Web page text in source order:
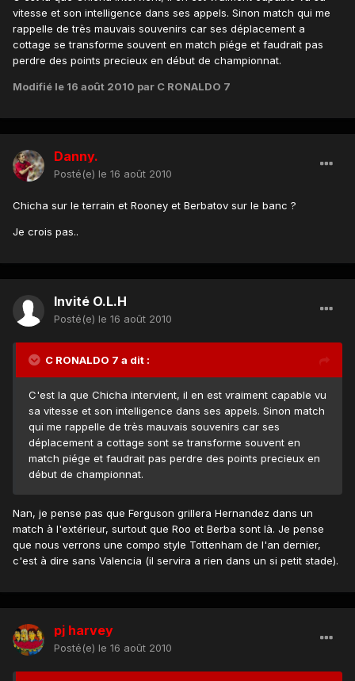
vitesse et son intelligence dans ses appels. Sinon match qui me
rappelle de très mauvais souvenirs car ses déplacement a
cottage se transforme souvent en match piége et faudrait pas
perdre des points precieux en début de championnat.
Modifié le 16 août 2010 par C RONALDO 7
Danny.
Posté(e) le 16 août 2010
Chicha sur le terrain et Rooney et Berbatov sur le banc ?
Je crois pas..
Invité O.L.H
Posté(e) le 16 août 2010
C RONALDO 7 a dit :
C'est la que Chicha intervient, il en est vraiment capable vu
sa vitesse et son intelligence dans ses appels. Sinon match
qui me rappelle de très mauvais souvenirs car ses
déplacement a cottage sont se transforme souvent en
match piége et faudrait pas perdre des points precieux en
début de championnat.
Nan, je pense pas que Ferguson grillera Hernandez dans un
match à l'extérieur, surtout que Roo et Berba sont là. Je pense
que nous verrons une compo style Tottenham de l'an dernier,
c'est à dire sans Valencia (il servira a rien dans un si petit stade).
pj harvey
Posté(e) le 16 août 2010